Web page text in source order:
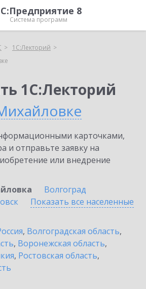
8
Система программ
1С:Лекторий
1С:Лекторий
карточками,
и отправьте заявку на
или внедрение
Волгоград
Показать все населенные
, Волгоградская область,
, Воронежская область,
, Ростовская область,